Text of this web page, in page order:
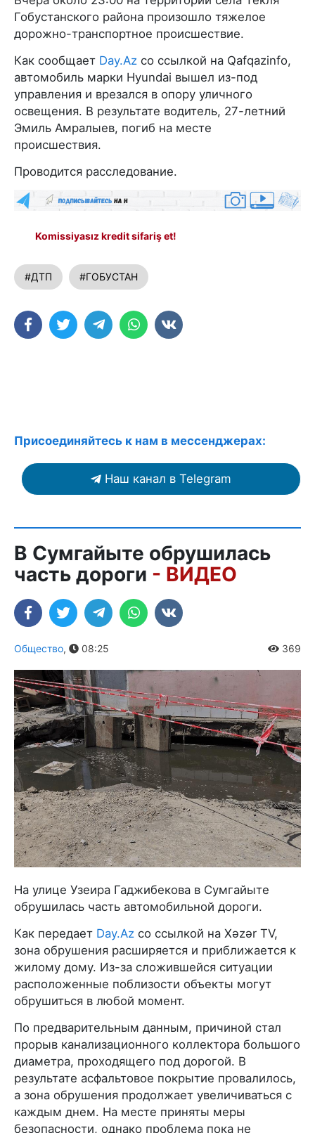
Гобустанского района произошло тяжелое
дорожно-транспортное происшествие.
Как сообщает Day.Az со ссылкой на Qafqazinfo,
автомобиль марки Hyundai вышел из-под
управления и врезался в опору уличного
освещения. В результате водитель, 27-летний
Эмиль Амралыев, погиб на месте
происшествия.
Проводится расследование.
Komissiyasız kredit sifariş et!
#ДТП #ГОБУСТАН
Присоединяйтесь к нам в мессенджерах:
Наш канал в Telegram
В Сумгайыте обрушилась
часть дороги - ВИДЕО
Общество, 08:25 369
На улице Узеира Гаджибекова в Сумгайыте
обрушилась часть автомобильной дороги.
Как передает Day.Az со ссылкой на Xəzər TV,
зона обрушения расширяется и приближается к
жилому дому. Из-за сложившейся ситуации
расположенные поблизости объекты могут
обрушиться в любой момент.
По предварительным данным, причиной стал
прорыв канализационного коллектора большого
диаметра, проходящего под дорогой. В
результате асфальтовое покрытие провалилось,
а зона обрушения продолжает увеличиваться с
каждым днем. На месте приняты меры
безопасности, однако проблема пока не